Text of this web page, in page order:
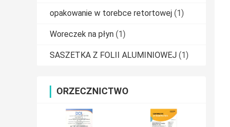
opakowanie w torebce retortowej (1)
Woreczek na płyn (1)
SASZETKA Z FOLII ALUMINIOWEJ (1)
ORZECZNICTWO